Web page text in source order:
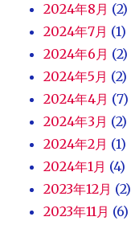
2024年8月 (2)
2024年7月 (1)
2024年6月 (2)
2024年5月 (2)
2024年4月 (7)
2024年3月 (2)
2024年2月 (1)
2024年1月 (4)
2023年12月 (2)
2023年11月 (6)